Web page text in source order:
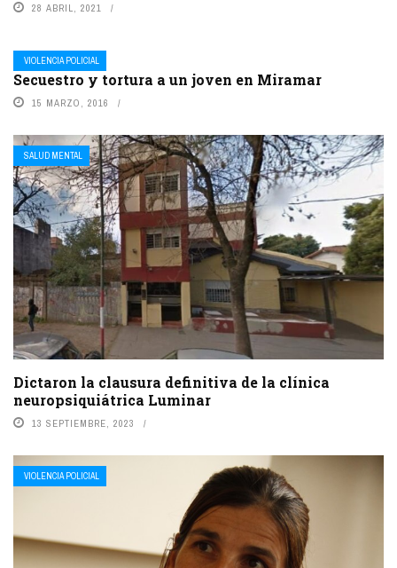
28 ABRIL, 2021
VIOLENCIA POLICIAL
Secuestro y tortura a un joven en Miramar
15 MARZO, 2016
SALUD MENTAL
Dictaron la clausura definitiva de la clínica
neuropsiquiátrica Luminar
13 SEPTIEMBRE, 2023
VIOLENCIA POLICIAL